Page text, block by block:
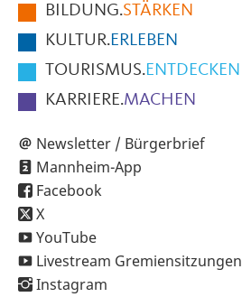
SeiteBILDUNG.STÄRKEN
KULTUR.ERLEBEN
TOURISMUS.ENTDECKEN
KARRIERE.MACHEN
Newsletter / Bürgerbrief
Mannheim-App
Facebook
X
YouTube
Livestream Gremiensitzungen
Instagram